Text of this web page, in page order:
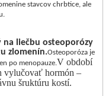
stavcov chrbtice, ale
na liečbu osteoporózy
zlomenín.Osteoporóza je
po menopauze.V období
vylučovať hormón –
šruktúru kostí.